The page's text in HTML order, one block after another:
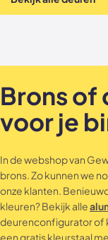
Brons of
voor je
In de webshop van
brons. Zo kunnen we
onze klanten.
kleuren? Bekijk alle
deurenconfigurator of
een gratis kleurstaal